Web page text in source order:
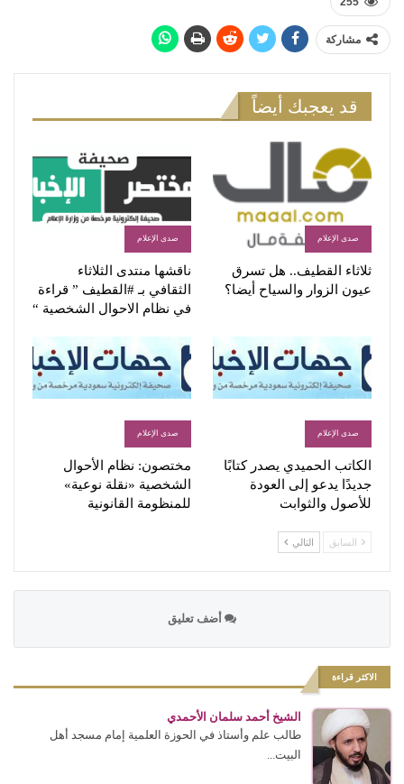
مشاركة
قد يعجبك أيضاً
صدى الإعلام
ثلاثاء القطيف.. هل تسرق
عيون الزوار والسياح أيضا؟
صدى الإعلام
ناقشها منتدى الثلاثاء
الثقافي بـ #القطيف ” قراءة
في نظام الاحوال الشخصية “
صدى الإعلام
الكاتب الحميدي يصدر كتابًا
جديدًا يدعو إلى العودة
للأصول والثوابت
صدى الإعلام
مختصون: نظام الأحوال
الشخصية «نقلة نوعية»
للمنظومة القانونية
السابق التالي
أضف تعليق
الاكثر قراءة
الشيخ أحمد سلمان الأحمدي
طالب علم وأستاذ في الحوزة العلمية إمام مسجد أهل
البيت...